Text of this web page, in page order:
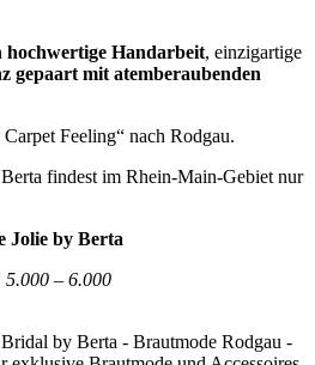
hochwertige Handarbeit, einzigartige
gepaart mit atemberaubenden
Feeling“ nach Rodgau.
findest im Rhein-Main-Gebiet nur
Jolie by Berta
– 6.000